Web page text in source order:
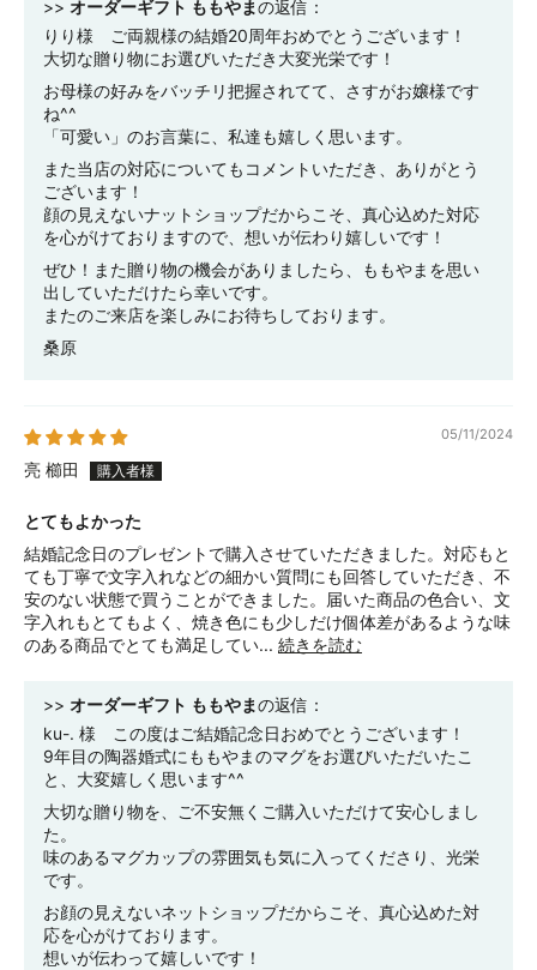
>> オーダーギフト ももやまの返信：
りり様 ご両親様の結婚20周年おめでとうございます！
大切な贈り物にお選びいただき大変光栄です！
お母様の好みをバッチリ把握されてて、さすがお嬢様です
ね^^
「可愛い」のお言葉に、私達も嬉しく思います。
また当店の対応についてもコメントいただき、ありがとう
ございます！
顔の見えないナットショップだからこそ、真心込めた対応
を心がけておりますので、想いが伝わり嬉しいです！
ぜひ！また贈り物の機会がありましたら、ももやまを思い
出していただけたら幸いです。
またのご来店を楽しみにお待ちしております。
桑原
05/11/2024
亮 櫛田
とてもよかった
結婚記念日のプレゼントで購入させていただきました。対応もと
ても丁寧で文字入れなどの細かい質問にも回答していただき、不
安のない状態で買うことができました。届いた商品の色合い、文
字入れもとてもよく、焼き色にも少しだけ個体差があるような味
のある商品でとても満足してい... 続きを読む
>> オーダーギフト ももやまの返信：
ku-. 様 この度はご結婚記念日おめでとうございます！
9年目の陶器婚式にももやまのマグをお選びいただいたこ
と、大変嬉しく思います^^
大切な贈り物を、ご不安無くご購入いただけて安心しまし
た。
味のあるマグカップの雰囲気も気に入ってくださり、光栄
です。
お顔の見えないネットショップだからこそ、真心込めた対
応を心がけております。
想いが伝わって嬉しいです！